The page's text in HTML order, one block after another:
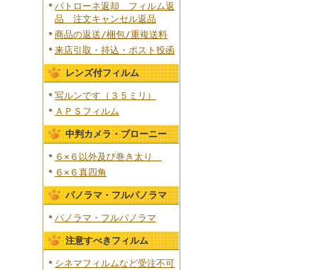
パトローネ返却 フィルム返
品 注文キャンセル返品
商品の返送/梱包/重複送料
来店引取・持込・ポスト投函
レンズ付フィルム
写ルンです（３５ミリ）
ＡＰＳフィルム
中判カメラ・ブローニー
６×６以外及び巻き太り
６×６真四角
パノラマ・フルパノラマ
パノラマ・フルパノラマ
注意すべきフィルム
シネマフィルムなど受注不可